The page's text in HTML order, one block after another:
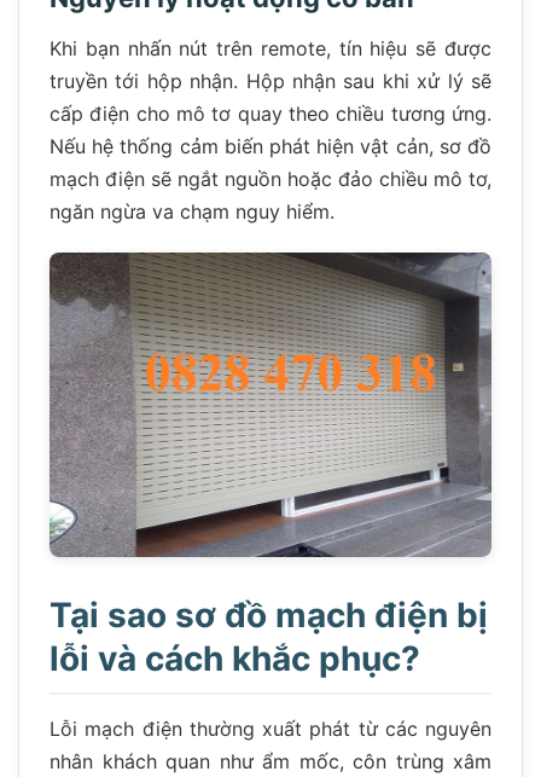
Khi bạn nhấn nút trên remote, tín hiệu sẽ được
truyền tới hộp nhận. Hộp nhận sau khi xử lý sẽ
cấp điện cho mô tơ quay theo chiều tương ứng.
Nếu hệ thống cảm biến phát hiện vật cản, sơ đồ
mạch điện sẽ ngắt nguồn hoặc đảo chiều mô tơ,
ngăn ngừa va chạm nguy hiểm.
Tại sao sơ đồ mạch điện bị
lỗi và cách khắc phục?
Lỗi mạch điện thường xuất phát từ các nguyên
nhân khách quan như ẩm mốc, côn trùng xâm